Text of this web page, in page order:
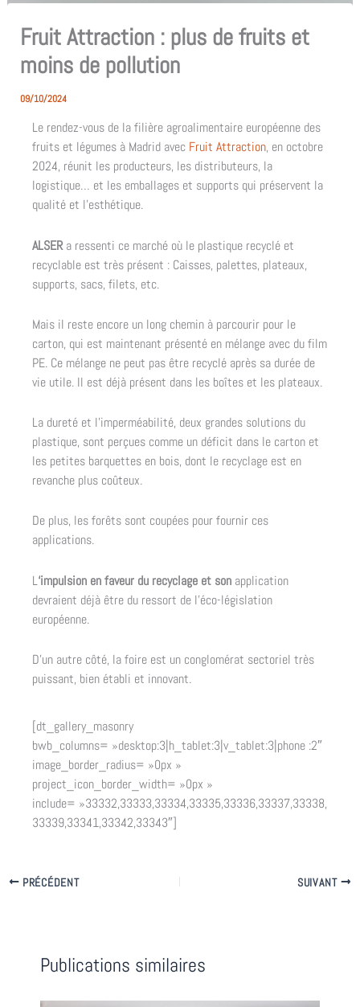
Fruit Attraction : plus de fruits et
moins de pollution
09/10/2024
Le rendez-vous de la filière agroalimentaire européenne des
fruits et légumes à Madrid avec Fruit Attraction, en octobre
2024, réunit les producteurs, les distributeurs, la
logistique… et les emballages et supports qui préservent la
qualité et l’esthétique.
ALSERa ressenti ce marché où le plastique recyclé et
recyclable est très présent : Caisses, palettes, plateaux,
supports, sacs, filets, etc.
Mais il reste encore un long chemin à parcourir pour le
carton, qui est maintenant présenté en mélange avec du film
PE. Ce mélange ne peut pas être recyclé après sa durée de
vie utile. Il est déjà présent dans les boîtes et les plateaux.
La dureté et l’imperméabilité, deux grandes solutions du
plastique, sont perçues comme un déficit dans le carton et
les petites barquettes en bois, dont le recyclage est en
revanche plus coûteux.
De plus, les forêts sont coupées pour fournir ces
applications.
L‘impulsion en faveur du recyclage et son application
devraient déjà être du ressort de l’éco-législation
européenne.
D’un autre côté, la foire est un conglomérat sectoriel très
puissant, bien établi et innovant.
[dt_gallery_masonry
bwb_columns= »desktop:3|h_tablet:3|v_tablet:3|phone :2″
image_border_radius= »0px »
project_icon_border_width= »0px »
include= »33332,33333,33334,33335,33336,33337,33338,
33339,33341,33342,33343″]
PRÉCÉDENT SUIVANT
Publications similaires